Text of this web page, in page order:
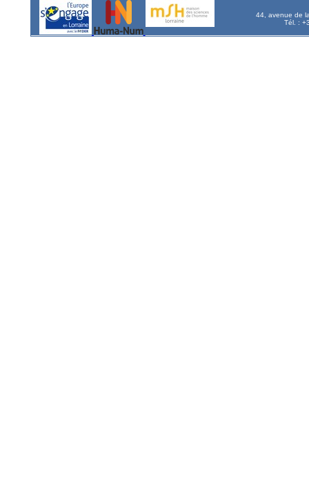
44, avenue de
Tél. :